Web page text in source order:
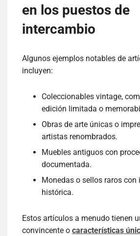
en los puestos de
intercambio
Algunos ejemplos notables de
incluyen:
Coleccionables vintage,
edición limitada o
Obras de arte únicas o
artistas renombrados.
Muebles antiguos con
documentada.
Monedas o sellos raros con
histórica.
Estos artículos a menudo tienen
convincente o características